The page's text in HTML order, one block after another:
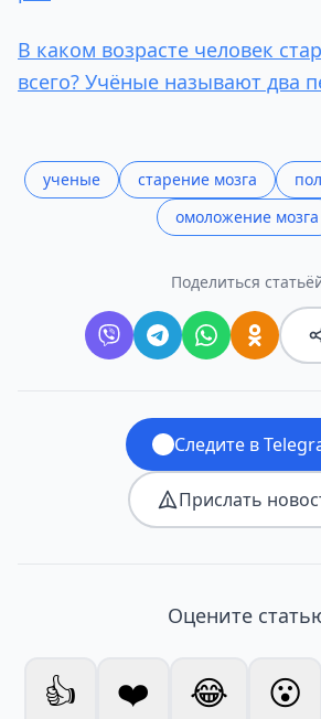
В каком возрасте человек
всего? Учёные называют два
ученые старение мозга
омоложение мозга
Поделиться
Следите в
Прислать
Оцените
👍 ❤️ 😂 😮